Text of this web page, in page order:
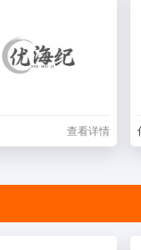
查看详情